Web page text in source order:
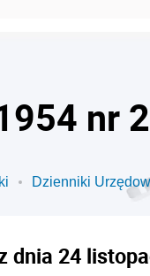
nr
Dzienniki
dnia 24